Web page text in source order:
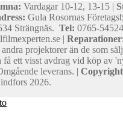
Vardagar 10-12, 13-15 |
Gula Rosornas
Strängnäs. Tel: 0765-
|
projektorer än de som
få ett visst avdrag vid köp av
leverans. |
2026.